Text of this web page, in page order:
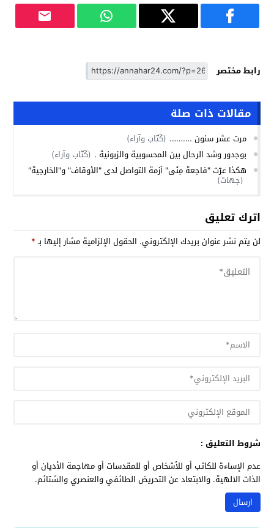
رابط مختصر
مقالات ذات صلة
مرت عشر سنون ………. (كُتّاب وآراء)
بوجدور وشد الرحال بين المحسوبية والزبونية . (كُتّاب وآراء)
هكذا عرّت "فاجعة مِنًى" أزمة التواصل لدى "الأوقاف" و"الخارجية"
(جهات)
اترك تعليق
لن يتم نشر عنوان بريدك الإلكتروني. الحقول الإلزامية مشار إليها بـ*
شروط التعليق :
عدم الإساءة للكاتب أو للأشخاص أو للمقدسات أو مهاجمة الأديان أو
الذات الالهية. والابتعاد عن التحريض الطائفي والعنصري والشتائم.